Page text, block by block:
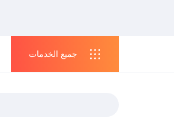
جميع الخدمات